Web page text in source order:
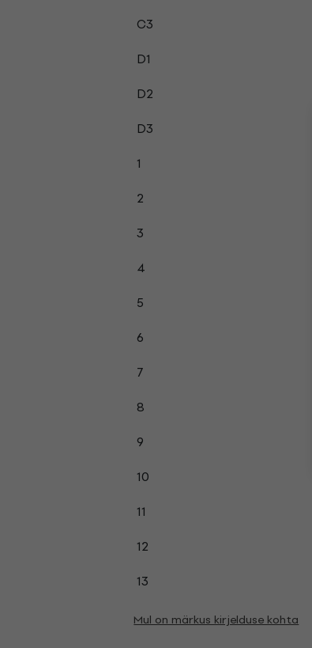
C3
D1
D2
D3
1
2
3
4
5
6
7
8
9
10
11
12
13
Mul on märkus kirjelduse kohta